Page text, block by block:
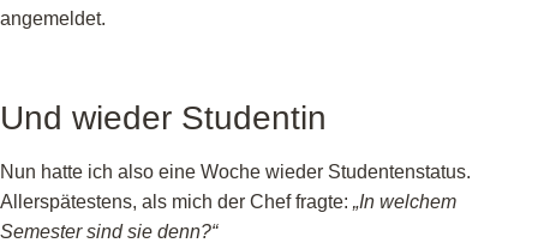
angemeldet.
Und wieder Studentin
Nun hatte ich also eine Woche wieder Studentenstatus.
Allerspätestens, als mich der Chef fragte: „In welchem
Semester sind sie denn?“